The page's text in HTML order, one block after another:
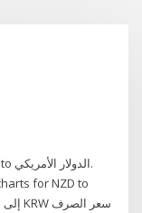
for NZD to